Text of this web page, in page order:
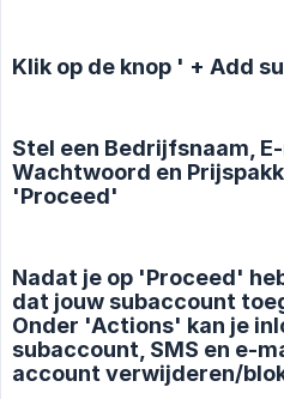
Klik op de knop ' + Add
Stel een Bedrijfsnaam,
Wachtwoord en
'Proceed'
Nadat je op 'Proceed'
dat jouw subaccount
Onder 'Actions' kan je
subaccount, SMS en e-
account verwijderen/